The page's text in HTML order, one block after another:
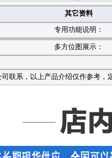
其它资料
专用功能说明：
多方位图展示：
联系，以上产品介绍仅作参考，